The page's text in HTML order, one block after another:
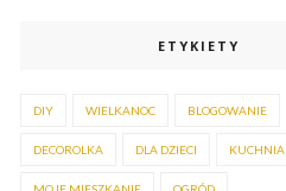
ETYKIETY
DIY WIELKANOC BLOGOWANIE
DECOROLKA DLA DZIECI KUCHNIA